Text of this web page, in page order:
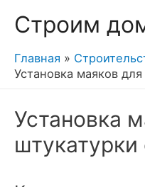
Строим
Главная
Установка маяков
Установка
штукатурки